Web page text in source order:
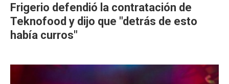
Frigerio defendió la contratación de
Teknofood y dijo que "detrás de esto
había curros"